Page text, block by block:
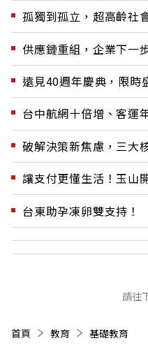
孤獨到孤立，超高齡社
供應鏈重組，企業下一
遠見40週年慶典，限時
台中航網十倍增、客運
破解決策新焦慮，三大
讓支付更懂生活！玉山
台東助孕凍卵雙支持！
請往
首頁 教育 基礎教育